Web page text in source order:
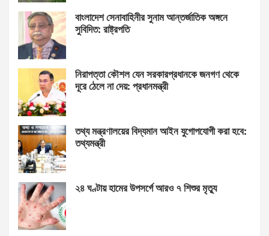
বাংলাদেশ সেনাবাহিনীর সুনাম আন্তর্জাতিক অঙ্গনে
সুবিদিত: রাষ্ট্রপতি
নিরাপত্তা কৌশল যেন সরকারপ্রধানকে জনগণ থেকে
দূরে ঠেলে না দেয়: প্রধানমন্ত্রী
তথ্য মন্ত্রণালয়ের বিদ্যমান আইন যুগোপযোগী করা হবে:
তথ্যমন্ত্রী
২৪ ঘণ্টায় হামের উপসর্গে আরও ৭ শিশুর মৃত্যু